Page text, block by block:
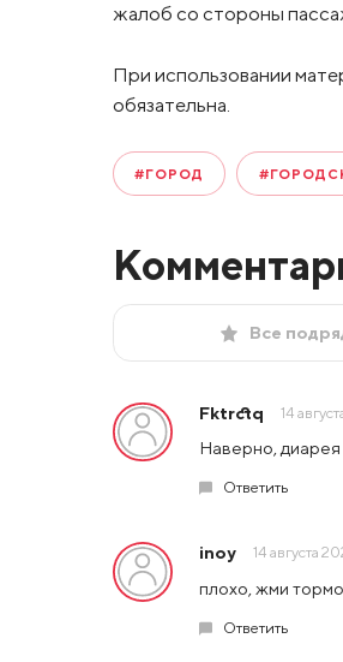
жалоб со стороны
При использовании
обязательна.
#ГОРОД
Все
Fktrctq 14
Наверно, диарея
Ответить
inoy 14 августа
плохо, жми
Ответить